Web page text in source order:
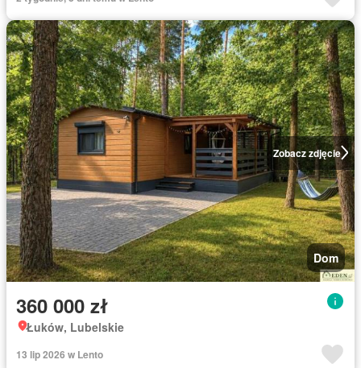
Zobacz zdjęcie
Dom
360 000 zł
Łuków, Lubelskie
13 lip 2026 w Lento